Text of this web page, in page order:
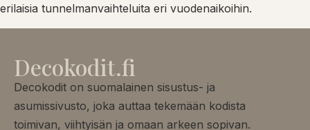
erilaisia tunnelmanvaihteluita eri vuodenaikoihin.
Decokodit.fi
Decokodit on suomalainen sisustus- ja
asumissivusto, joka auttaa tekemään kodista
toimivan, viihtyisän ja omaan arkeen sopivan.